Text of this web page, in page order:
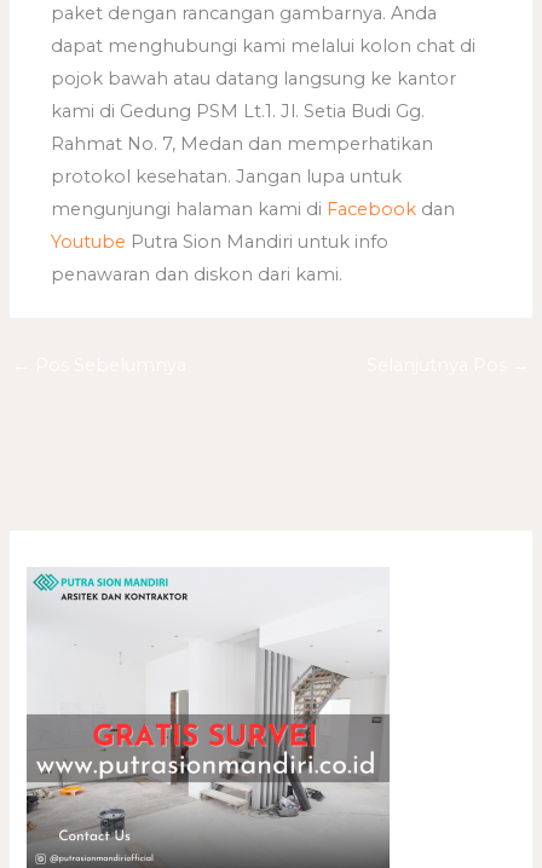
paket dengan rancangan gambarnya. Anda
dapat menghubungi kami melalui kolon chat di
pojok bawah atau datang langsung ke kantor
kami di Gedung PSM Lt.1. Jl. Setia Budi Gg.
Rahmat No. 7, Medan dan memperhatikan
protokol kesehatan. Jangan lupa untuk
mengunjungi halaman kami di Facebook dan
Youtube Putra Sion Mandiri untuk info
penawaran dan diskon dari kami.